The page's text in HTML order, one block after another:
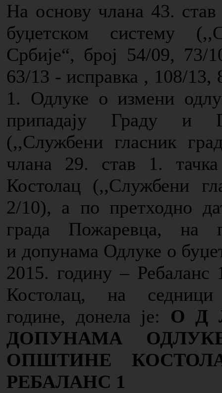
На основу члана 43.
буџетском систему
Србије“, број 54/09,
63/13 - исправка , 108/13,
1. Одлуке о измени
припадају Граду и
(,,Службени гласник
члана 29. став 1.
Костолац (,,Службени
2/10), а по претходно
града Пожаревца, на
и допунама Одлуке о
2015. годину –
Костолац, на
године, донела је: О Д
ДОПУНАМА
ОПШТИНЕ
РЕБАЛАНС 1